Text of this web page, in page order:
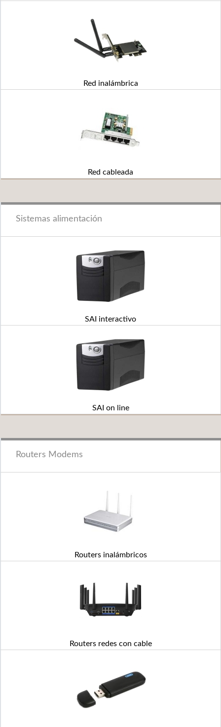
Red inalámbrica
Red cableada
Sistemas alimentación
SAI interactivo
SAI on line
Routers Modems
Routers inalámbricos
Routers redes con cable